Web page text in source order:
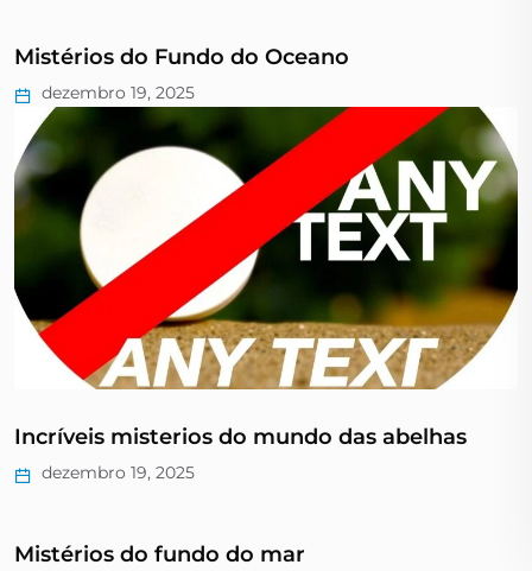
Mistérios do Fundo do Oceano
dezembro 19, 2025
Incríveis misterios do mundo das abelhas
dezembro 19, 2025
Mistérios do fundo do mar